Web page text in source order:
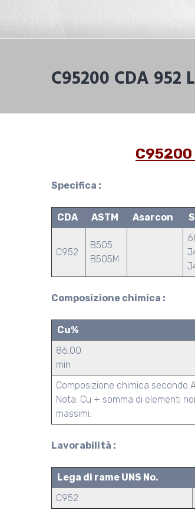
C95200 CDA
C95200
Specifica :
CDA ASTM Asarcon
C952
B505
B505M
Composizione chimica :
Cu%
Composizione chimica secondo
Nota: Cu + somma di elementi
massimi.
86.00
min
Lavorabilità :
Lega di rame UNS No.
C952